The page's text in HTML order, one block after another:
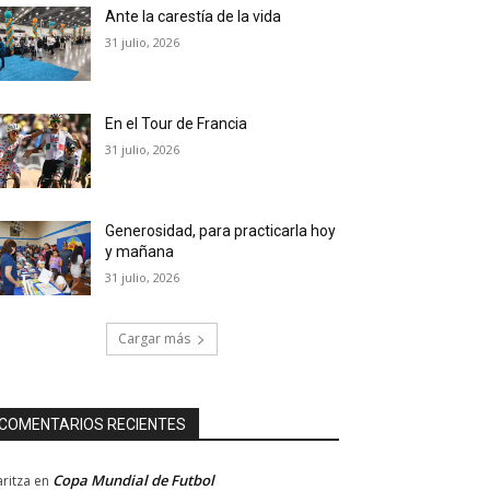
Ante la carestía de la vida
31 julio, 2026
En el Tour de Francia
31 julio, 2026
Generosidad, para practicarla hoy
y mañana
31 julio, 2026
Cargar más
RECIENTES
en Copa Mundial de Futbol